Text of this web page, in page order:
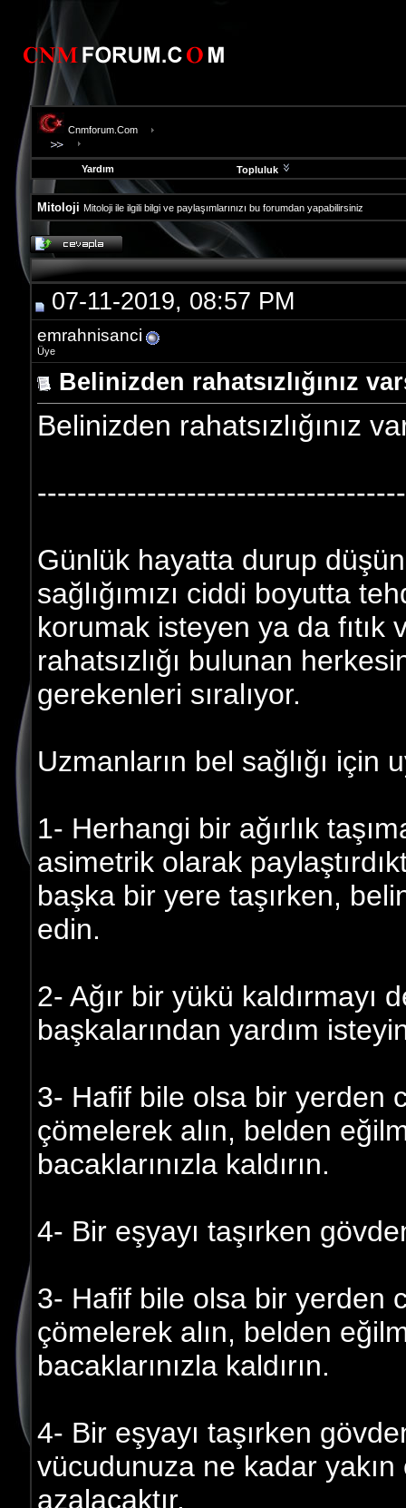
Cnmforum.Com
Yardım Topluluk
Mitoloji Mitoloji ile ilgili bilgi ve paylaşımlarınızı bu forumdan yapabilirsiniz
evooli
fethiye
escort
gaziantep
escort
gaziantep
escort
07-11-2019, 08:57 PM
emrahnisanci
Üye
Belinizden rahatsızlığınız
Belinizden rahatsızlığınız
Günlük hayatta durup
sağlığımızı ciddi boyutta
korumak isteyen ya da fıtık
rahatsızlığı bulunan
gerekenleri sıralıyor.
Uzmanların bel sağlığı için
1- Herhangi bir ağırlık
asimetrik olarak
başka bir yere taşırken,
edin.
2- Ağır bir yükü kaldırmayı
başkalarından yardım
3- Hafif bile olsa bir yerden
çömelerek alın, belden
bacaklarınızla kaldırın.
4- Bir eşyayı taşırken
3- Hafif bile olsa bir yerden
çömelerek alın, belden
bacaklarınızla kaldırın.
4- Bir eşyayı taşırken
vücudunuza ne kadar
azalacaktır.